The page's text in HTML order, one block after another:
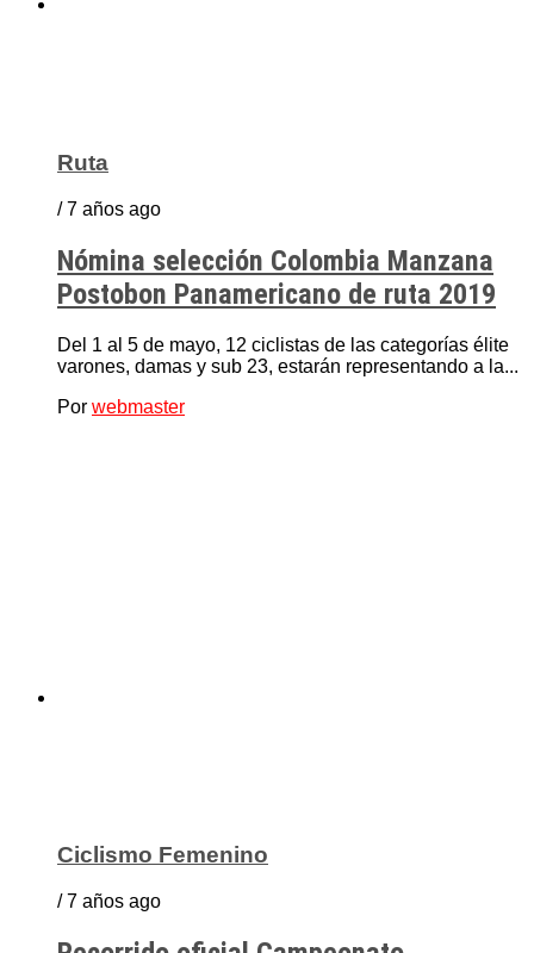
Ruta
/ 7 años ago
Nómina selección Colombia Manzana
Postobon Panamericano de ruta 2019
Del 1 al 5 de mayo, 12 ciclistas de las categorías élite
varones, damas y sub 23, estarán representando a la...
Por webmaster
Ciclismo Femenino
/ 7 años ago